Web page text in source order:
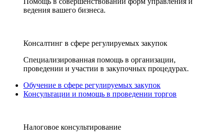
ведения вашего бизнеса.
Консалтинг в сфере регулируемых закупок
Специализированная помощь в организации,
проведении и участии в закупочных процедурах.
Обучение в сфере регулируемых закупок
Консультации и помощь в проведении торгов
Налоговое консультирование